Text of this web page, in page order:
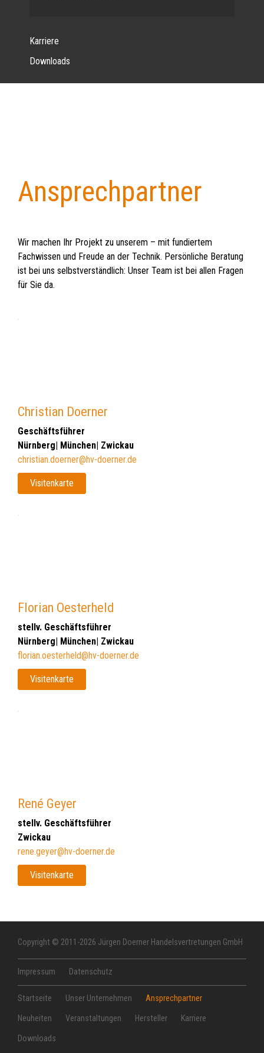
Karriere
Downloads
Ansprechpartner
Wir machen Ihr Projekt zu unserem – mit fundiertem
Fachwissen und Freude an der Technik. Persönliche Beratung
ist bei uns selbstverständlich: Unser Team ist bei allen Fragen
für Sie da.
Christian Doerner
Geschäftsführer
Nürnberg| München| Zwickau
christian.doerner@hv-doerner.de
Visitenkarte
Florian Oesterheld
stellv. Geschäftsführer
Nürnberg| München| Zwickau
florian.oesterheld@hv-doerner.de
Visitenkarte
René Geyer
stellv. Geschäftsführer
Zwickau
rene.geyer@hv-doerner.de
Visitenkarte
Copyright © 2011-2026 Jürgen Doerner Handelsvertretungen GmbH
Impressum Datenschutz
Startseite Unser Unternehmen
Ansprechpartner
Neuheiten
Veranstaltungen Hersteller
Karriere
Downloads